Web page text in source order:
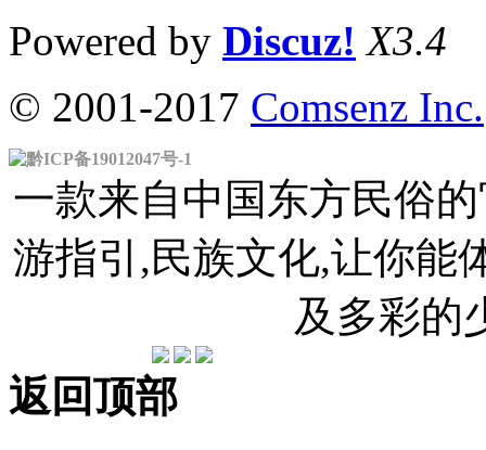
Powered by Discuz! X3.4
© 2001-2017 Comsenz Inc.
黔ICP备19012047号-1
一款来自中国东方民俗
游指引,民族文化,让你能
及多彩的
返回顶部